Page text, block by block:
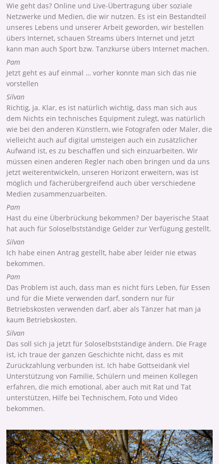
Wie geht das? Online und Live-Übertragung über soziale
Netzwerke und Medien, die wir nutzen. Es ist ein Bestandteil
unseres Lebens und unserer Arbeit geworden, wir bestellen
übers Internet, schauen Streams übers Internet und jetzt
kann man auch Sport bzw. Tanzkurse übers Internet machen.
Pam
Jetzt geht es auf einmal … vorher konnte man sich das nie
vorstellen
Silvan
Richtig, ja. Klar, es ist natürlich wichtig, dass man sich aus
dem Nichts ein technisches Equipment zulegt, was natürlich
wie bei den anderen Künstlern, wie Fotografen oder Maler, die
vielleicht auch auf digital umsteigen auch ein zusätzlicher
Aufwand ist, es zu beschaffen und sich einzuarbeiten. Wir
müssen einen anderen Regler nach oben bringen und da uns
jetzt weiterentwickeln, unseren Horizont erweitern, was ist
möglich und fächerübergreifend auch über verschiedene
Medien zusammenzuarbeiten.
Pam
Hast du eine Überbrückung bekommen? Der bayerische Staat
hat auch für Soloselbstständige Gelder zur Verfügung gestellt.
Silvan
Ich habe einen Antrag gestellt, habe aber leider nie etwas
bekommen.
Pam
Das Problem ist auch, dass man es nicht fürs Leben, für Essen
und für die Miete verwenden darf, sondern nur für
Betriebskosten verwenden darf, aber als Tänzer hat man ja
kaum Betriebskosten.
Silvan
Das soll sich ja jetzt für Soloselbstständige ändern. Die Frage
ist, ich traue der ganzen Geschichte nicht, dass es mit
Zurückzahlung verbunden ist. Ich habe Gottseidank viel
Unterstützung von Familie, Schülern und meinen Kollegen
erfahren, die mich emotional, aber auch mit Rat und Tat
unterstützen, Hilfe bei Technischem, Foto und Video
bekommen.